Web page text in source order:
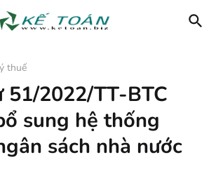
thuế
2022/TT-BTC
sung hệ thống
sách nhà nước